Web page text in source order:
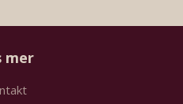
mer